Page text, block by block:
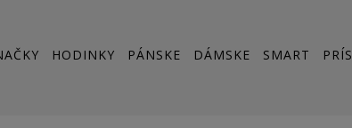
HODINKY PÁNSKE DÁMSKE SMART